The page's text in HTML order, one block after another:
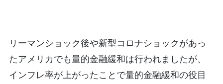
リーマンショック後や新型コロナショックがあっ
たアメリカでも量的金融緩和は行われましたが、
インフレ率が上がったことで量的金融緩和の役目